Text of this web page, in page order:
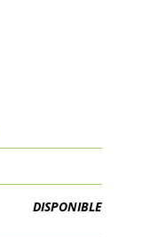
DISPONIBLE